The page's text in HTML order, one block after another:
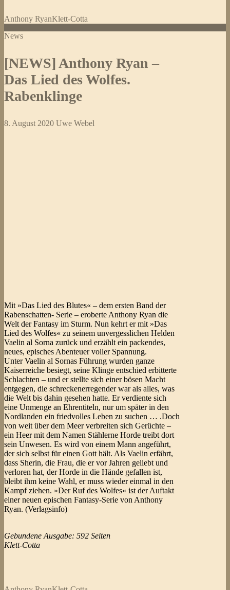
Anthony RyanKlett-Cotta
News
[NEWS] Anthony Ryan –
Das Lied des Wolfes.
Rabenklinge
8. August 2020 Uwe Webel
Mit »Das Lied des Blutes« – dem ersten Band der
Rabenschatten- Serie – eroberte Anthony Ryan die
Welt der Fantasy im Sturm. Nun kehrt er mit »Das
Lied des Wolfes« zu seinem unvergesslichen Helden
Vaelin al Sorna zurück und erzählt ein packendes,
neues, episches Abenteuer voller Spannung.
Unter Vaelin al Sornas Führung wurden ganze
Kaiserreiche besiegt, seine Klinge entschied erbitterte
Schlachten – und er stellte sich einer bösen Macht
entgegen, die schreckenerregender war als alles, was
die Welt bis dahin gesehen hatte. Er verdiente sich
eine Unmenge an Ehrentiteln, nur um später in den
Nordlanden ein friedvolles Leben zu suchen … .Doch
von weit über dem Meer verbreiten sich Gerüchte –
ein Heer mit dem Namen Stählerne Horde treibt dort
sein Unwesen. Es wird von einem Mann angeführt,
der sich selbst für einen Gott hält. Als Vaelin erfährt,
dass Sherin, die Frau, die er vor Jahren geliebt und
verloren hat, der Horde in die Hände gefallen ist,
bleibt ihm keine Wahl, er muss wieder einmal in den
Kampf ziehen. »Der Ruf des Wolfes« ist der Auftakt
einer neuen epischen Fantasy-Serie von Anthony
Ryan. (Verlagsinfo)
Gebundene Ausgabe: 592 Seiten
Klett-Cotta